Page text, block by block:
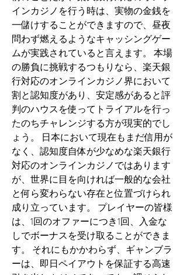
インカジノを行う時は、実物の金銭を
一儲けすることができますので、昼夜
問わず燃えるようなキャッシングゲー
ムが実践されていると言えます。 本場
の勝負に挑戦するつもりなら、楽天銀
行対応のオンラインカジノ界において
割と認知度があり、安定感があると評
判のハウスを使ってトライアルを行っ
たのちチャレンジする方が現実的でし
ょう。 日本において現在もまだ信用が
なく、認知度自体が少なめな楽天銀行
対応のオンラインカジノではあります
が、世界に目を向ければ一般的な会社
と何ら変わらない存在と位置づけられ
成り立っています。 プレイヤーの皆様
は、1回のオファーにつき1回、入金な
しでボーナスを受け取ることができま
す。 それにもかかわらず、ギャンブラ
ーは、即日ペイアウトを保証する高速